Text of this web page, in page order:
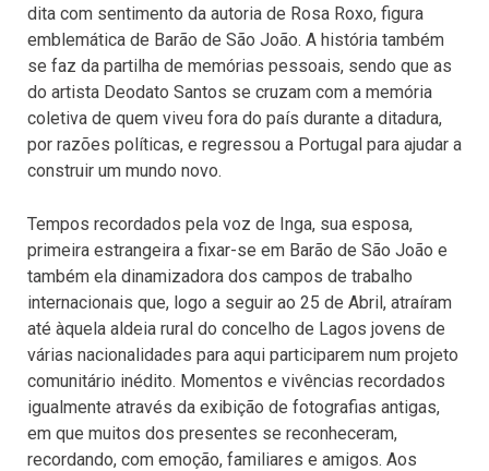
dita com sentimento da autoria de Rosa Roxo, figura
emblemática de Barão de São João. A história também
se faz da partilha de memórias pessoais, sendo que as
do artista Deodato Santos se cruzam com a memória
coletiva de quem viveu fora do país durante a ditadura,
por razões políticas, e regressou a Portugal para ajudar a
construir um mundo novo.
Tempos recordados pela voz de Inga, sua esposa,
primeira estrangeira a fixar-se em Barão de São João e
também ela dinamizadora dos campos de trabalho
internacionais que, logo a seguir ao 25 de Abril, atraíram
até àquela aldeia rural do concelho de Lagos jovens de
várias nacionalidades para aqui participarem num projeto
comunitário inédito. Momentos e vivências recordados
igualmente através da exibição de fotografias antigas,
em que muitos dos presentes se reconheceram,
recordando, com emoção, familiares e amigos. Aos